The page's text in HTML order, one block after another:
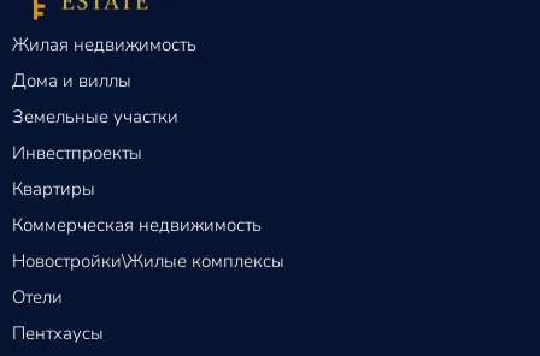
Жилая недвижимость
Дома и виллы
Земельные участки
Инвестпроекты
Квартиры
Коммерческая недвижимость
Новостройки\Жилые комплексы
Отели
Пентхаусы